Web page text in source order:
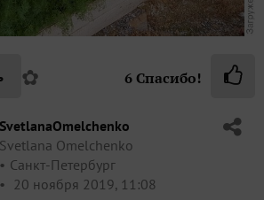
✿ 6Спасибо!
SvetlanaOmelchenko
Svetlana Omelchenko
Санкт-Петербург
20 ноября 2019, 11:08